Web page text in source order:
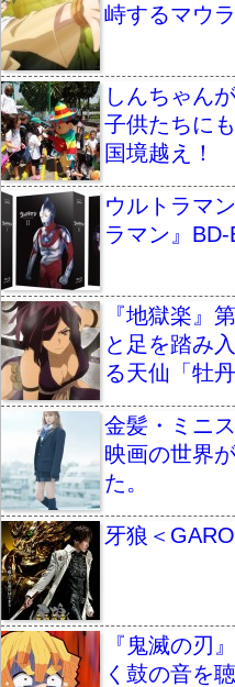
峙するマウ
しんちゃん
子供たちに
国境越え！
ウルトラマ
ラマン』BD-
『地獄楽』
と足を踏み
る天仙「牡丹
金髪・ミニ
映画の世界
た。
牙狼＜GARO
『鬼滅の刃
く鼓の音を